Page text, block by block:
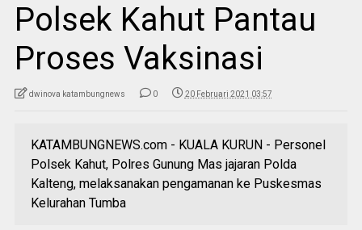
Polsek Kahut Pantau
Proses Vaksinasi
dwinova katambungnews 0 20 Februari 2021 03:57
KATAMBUNGNEWS.com - KUALA KURUN - Personel
Polsek Kahut, Polres Gunung Mas jajaran Polda
Kalteng, melaksanakan pengamanan ke Puskesmas
Kelurahan Tumba